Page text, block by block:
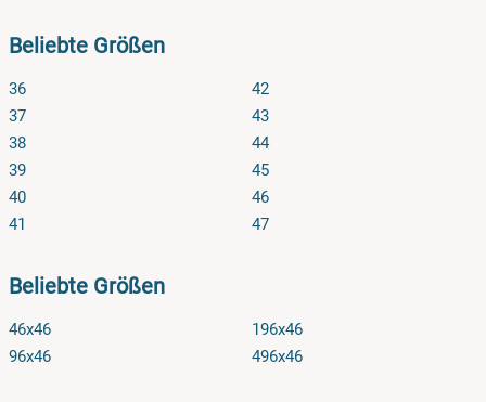
Beliebte Größen
36
37
38
39
40
41
42
43
44
45
46
47
Beliebte Größen
46x46
96x46
196x46
496x46